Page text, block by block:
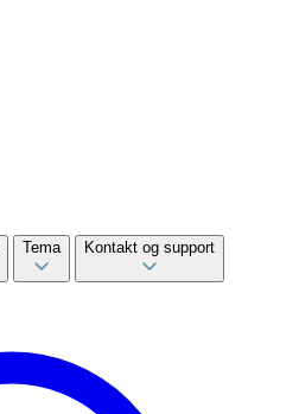
Tema Kontakt og support